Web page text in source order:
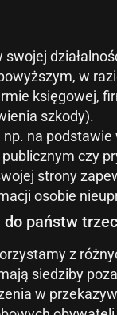
w
księgowej,
szkody).
na
czy
strony
osobie
państw
z
siedziby
w